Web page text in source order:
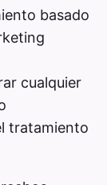
basado
cualquier
tratamiento